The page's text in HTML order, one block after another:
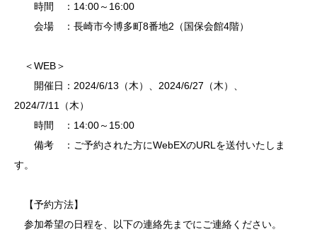
時間 ：14:00～16:00
会場 ：長崎市今博多町8番地2（国保会館4階）
＜WEB＞
開催日：2024/6/13（木）、2024/6/27（木）、
2024/7/11（木）
時間 ：14:00～15:00
備考 ：ご予約された方にWebEXのURLを送付いたしま
す。
【予約方法】
参加希望の日程を、以下の連絡先までにご連絡ください。